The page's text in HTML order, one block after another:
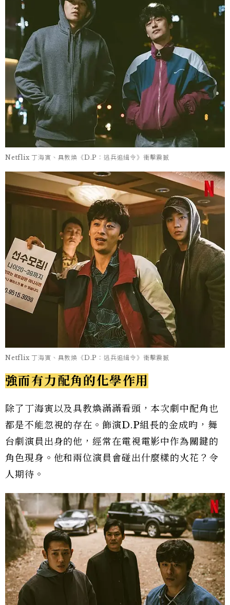
Netflix 丁海寅、具教煥《D.P：逃兵追緝令》衝擊震撼
Netflix 丁海寅、具教煥《D.P：逃兵追緝令》衝擊震撼
強而有力配角的化學作用
除了丁海寅以及具教煥滿滿看頭，本次劇中配角也
都是不能忽視的存在。飾演D.P組長的金成昀，舞
台劇演員出身的他，經常在電視電影中作為關鍵的
角色現身。他和兩位演員會碰出什麼樣的火花？令
人期待。